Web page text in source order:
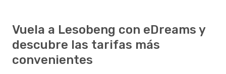
Vuela a Lesobeng con eDreams y
descubre las tarifas más
convenientes